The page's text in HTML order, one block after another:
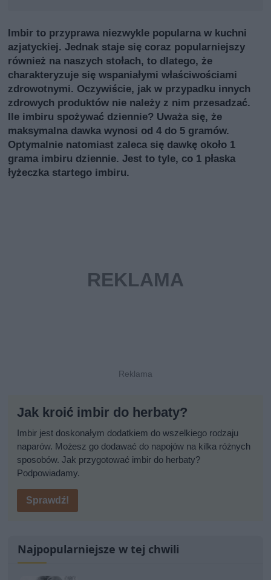
Imbir to przyprawa niezwykle popularna w kuchni
azjatyckiej. Jednak staje się coraz popularniejszy
również na naszych stołach, to dlatego, że
charakteryzuje się wspaniałymi właściwościami
zdrowotnymi. Oczywiście, jak w przypadku innych
zdrowych produktów nie należy z nim przesadzać.
Ile imbiru spożywać dziennie? Uważa się, że
maksymalna dawka wynosi od 4 do 5 gramów.
Optymalnie natomiast zaleca się dawkę około 1
grama imbiru dziennie. Jest to tyle, co 1 płaska
łyżeczka startego imbiru.
Jak kroić imbir do herbaty?
Imbir jest doskonałym dodatkiem do wszelkiego rodzaju
naparów. Możesz go dodawać do napojów na kilka różnych
sposobów. Jak przygotować imbir do herbaty?
Podpowiadamy.
Sprawdź!
Najpopularniejsze w tej chwili